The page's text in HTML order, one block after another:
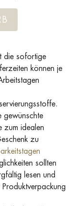
die sofortige
können je
gewünschte
zum idealen
zu
sollten
lesen und